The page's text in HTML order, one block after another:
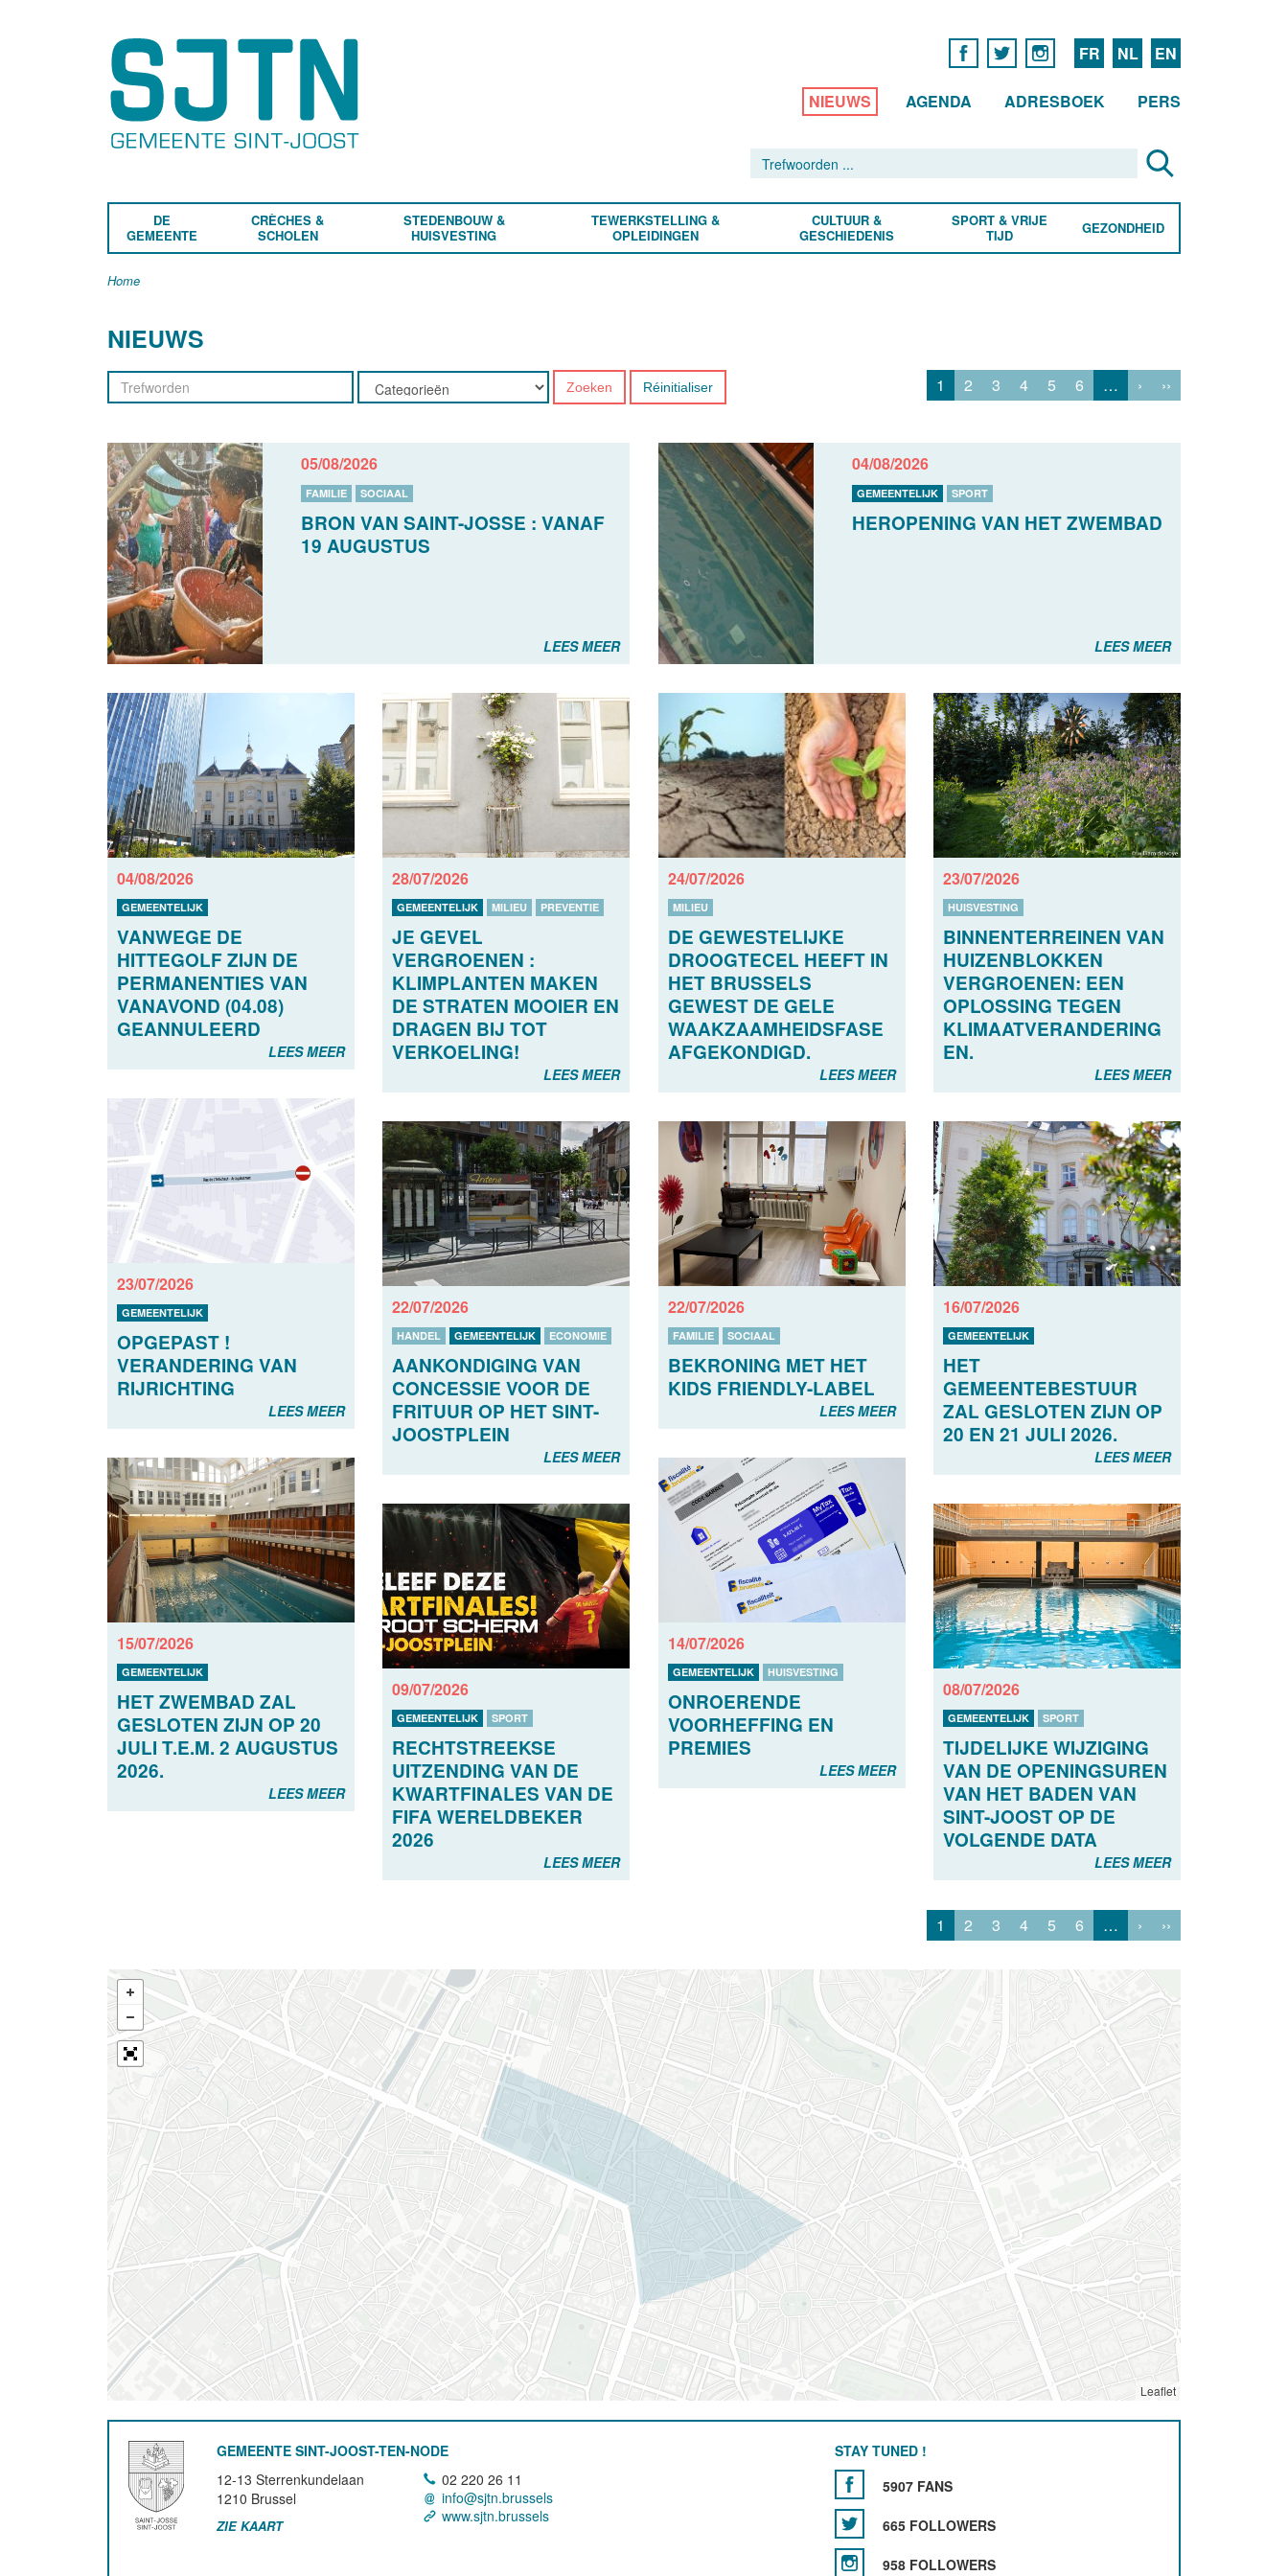
FR NL EN
NIEUWS AGENDA ADRESBOEK PERS
DE
GEMEENTE
CRÈCHES &
SCHOLEN
STEDENBOUW &
HUISVESTING
TEWERKSTELLING &
OPLEIDINGEN
CULTUUR &
GESCHIEDENIS
SPORT & VRIJE
TIJD
GEZONDHEID
Home
NIEUWS
Zoeken Réinitialiser 1 2 3 4 5 6 … › ››
05/08/2026
FAMILIE SOCIAAL
BRON VAN SAINT-JOSSE : VANAF
19 AUGUSTUS
LEES MEER
04/08/2026
GEMEENTELIJK SPORT
HEROPENING VAN HET ZWEMBAD
LEES MEER
04/08/2026
GEMEENTELIJK
VANWEGE DE
HITTEGOLF ZIJN DE
PERMANENTIES VAN
VANAVOND (04.08)
GEANNULEERD
LEES MEER
28/07/2026
GEMEENTELIJK MILIEU PREVENTIE
JE GEVEL
VERGROENEN :
KLIMPLANTEN MAKEN
DE STRATEN MOOIER EN
DRAGEN BIJ TOT
VERKOELING!
LEES MEER
24/07/2026
MILIEU
DE GEWESTELIJKE
DROOGTECEL HEEFT IN
HET BRUSSELS
GEWEST DE GELE
WAAKZAAMHEIDSFASE
AFGEKONDIGD.
LEES MEER
23/07/2026
HUISVESTING
BINNENTERREINEN VAN
HUIZENBLOKKEN
VERGROENEN: EEN
OPLOSSING TEGEN
KLIMAATVERANDERING
EN.
LEES MEER
23/07/2026
GEMEENTELIJK
OPGEPAST !
VERANDERING VAN
RIJRICHTING
LEES MEER
22/07/2026
HANDEL GEMEENTELIJK ECONOMIE
AANKONDIGING VAN
CONCESSIE VOOR DE
FRITUUR OP HET SINT-
JOOSTPLEIN
LEES MEER
22/07/2026
FAMILIE SOCIAAL
BEKRONING MET HET
KIDS FRIENDLY-LABEL
LEES MEER
16/07/2026
GEMEENTELIJK
HET
GEMEENTEBESTUUR
ZAL GESLOTEN ZIJN OP
20 EN 21 JULI 2026.
LEES MEER
15/07/2026
GEMEENTELIJK
HET ZWEMBAD ZAL
GESLOTEN ZIJN OP 20
JULI T.E.M. 2 AUGUSTUS
2026.
LEES MEER
14/07/2026
GEMEENTELIJK HUISVESTING
ONROERENDE
VOORHEFFING EN
PREMIES
LEES MEER
09/07/2026
GEMEENTELIJK SPORT
RECHTSTREEKSE
UITZENDING VAN DE
KWARTFINALES VAN DE
FIFA WERELDBEKER
2026
LEES MEER
08/07/2026
GEMEENTELIJK SPORT
TIJDELIJKE WIJZIGING
VAN DE OPENINGSUREN
VAN HET BADEN VAN
SINT-JOOST OP DE
VOLGENDE DATA
LEES MEER
1 2 3 4 5 6 … › ››
Leaflet
GEMEENTE SINT-JOOST-TEN-NODE
12-13 Sterrenkundelaan
1210 Brussel
ZIE KAART
02 220 26 11
info@sjtn.brussels
www.sjtn.brussels
STAY TUNED !
5907 FANS
665 FOLLOWERS
958 FOLLOWERS